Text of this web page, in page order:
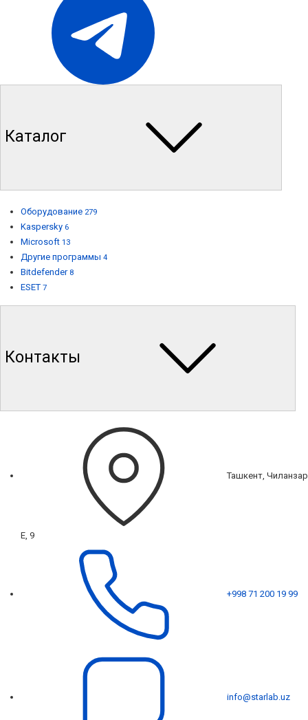
Каталог
Оборудование 279
Kaspersky 6
Microsoft 13
Другие программы 4
Bitdefender 8
ESET 7
Контакты
Ташкент, Чиланзар
Е, 9
+998 71 200 19 99
info@starlab.uz